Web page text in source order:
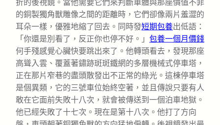
折的後視鏡。當他需要它們來判斷車體與那座價值不菲
的銅製獨角獸雕像之間的距離時，它們卻像兩片羞澀的
耳朵一樣，優雅地縮了回去。同時發短期包養出低語：
「你還是別看了，反正你也停不好。」 包養一個月價錢
何手殘感覺心臟快要跳出來了。他轉頭看去，發現那座
高聳入雲、覆蓋著鏽跡斑斑鐵網的多層機械式停車塔，
正在那片窄巷的盡頭散發出不正常的綠光。這棟停車塔
是個異類，它的三號車位始終空著，並且傳說只要有人
敢在它面前失敗十八次，就會被傳送到一個泊車地獄。
他已經失敗了十七次。現在是第十八次。他打了方向